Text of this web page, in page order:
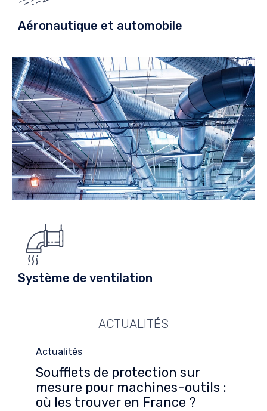
Système de ventilation
Aéronautique et automobile
ACTUALITÉS
Category
Actualités
Soufflets de protection sur
mesure pour machines-outils :
où les trouver en France ?